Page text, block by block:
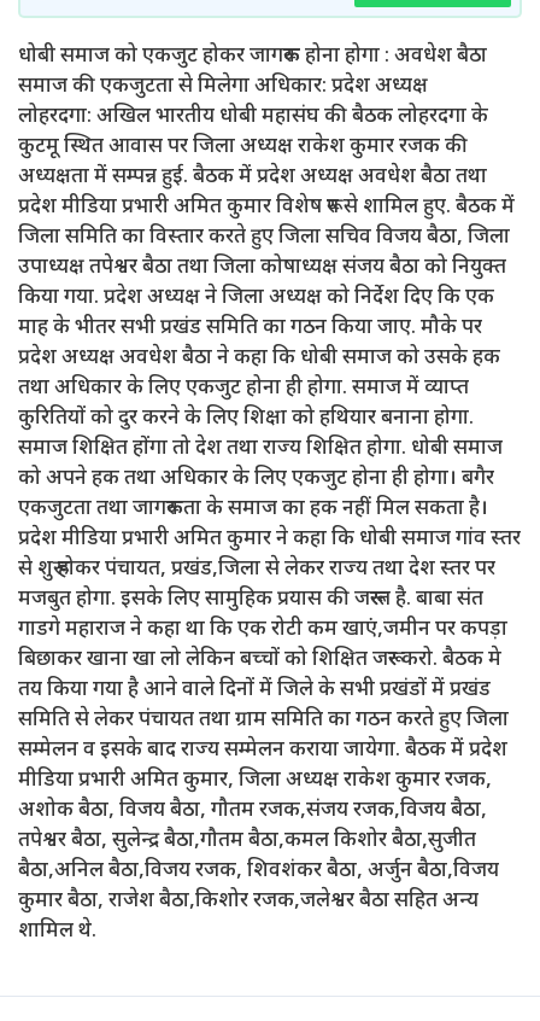
धोबी समाज को एकजुट होकर जागरूक होना होगा : अवधेश बैठा
समाज की एकजुटता से मिलेगा अधिकार: प्रदेश अध्यक्ष
लोहरदगा: अखिल भारतीय धोबी महासंघ की बैठक लोहरदगा के
कुटमू स्थित आवास पर जिला अध्यक्ष राकेश कुमार रजक की
अध्यक्षता में सम्पन्न हुई. बैठक में प्रदेश अध्यक्ष अवधेश बैठा तथा
प्रदेश मीडिया प्रभारी अमित कुमार विशेष रूप से शामिल हुए. बैठक में
जिला समिति का विस्तार करते हुए जिला सचिव विजय बैठा, जिला
उपाध्यक्ष तपेश्वर बैठा तथा जिला कोषाध्यक्ष संजय बैठा को नियुक्त
किया गया. प्रदेश अध्यक्ष ने जिला अध्यक्ष को निर्देश दिए कि एक
माह के भीतर सभी प्रखंड समिति का गठन किया जाए. मौके पर
प्रदेश अध्यक्ष अवधेश बैठा ने कहा कि धोबी समाज को उसके हक
तथा अधिकार के लिए एकजुट होना ही होगा. समाज में व्याप्त
कुरितियों को दुर करने के लिए शिक्षा को हथियार बनाना होगा.
समाज शिक्षित होंगा तो देश तथा राज्य शिक्षित होगा. धोबी समाज
को अपने हक तथा अधिकार के लिए एकजुट होना ही होगा। बगैर
एकजुटता तथा जागरूकता के समाज का हक नहीं मिल सकता है।
प्रदेश मीडिया प्रभारी अमित कुमार ने कहा कि धोबी समाज गांव स्तर
से शुरू होकर पंचायत, प्रखंड,जिला से लेकर राज्य तथा देश स्तर पर
मजबुत होगा. इसके लिए सामुहिक प्रयास की जरूरत है. बाबा संत
गाडगे महाराज ने कहा था कि एक रोटी कम खाएं,जमीन पर कपड़ा
बिछाकर खाना खा लो लेकिन बच्चों को शिक्षित जरूर करो. बैठक मे
तय किया गया है आने वाले दिनों में जिले के सभी प्रखंडों में प्रखंड
समिति से लेकर पंचायत तथा ग्राम समिति का गठन करते हुए जिला
सम्मेलन व इसके बाद राज्य सम्मेलन कराया जायेगा. बैठक में प्रदेश
मीडिया प्रभारी अमित कुमार, जिला अध्यक्ष राकेश कुमार रजक,
अशोक बैठा, विजय बैठा, गौतम रजक,संजय रजक,विजय बैठा,
तपेश्वर बैठा, सुलेन्द्र बैठा,गौतम बैठा,कमल किशोर बैठा,सुजीत
बैठा,अनिल बैठा,विजय रजक, शिवशंकर बैठा, अर्जुन बैठा,विजय
कुमार बैठा, राजेश बैठा,किशोर रजक,जलेश्वर बैठा सहित अन्य
शामिल थे.